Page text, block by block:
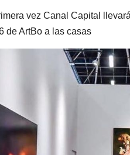
vez Canal Capital
de ArtBo a las casas